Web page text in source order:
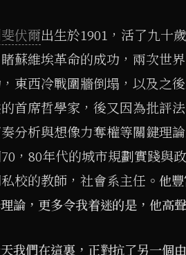
伏爾出生於1901，活了九十
蘇維埃革命的成功，兩次世界
東西冷戰圍牆倒塌，以及之
首席哲學家，後又因為批評
分析與想像力奪權等關鍵理
，80年代的城市規劃實踐與
校的教師，社會系主任。 他
論，更多令我着迷的是，他高
我們在這裏，正對抗了另一個